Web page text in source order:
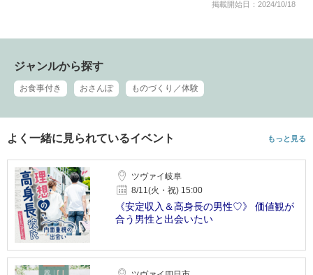
掲載開始日：2024/10/18
ジャンルから探す
お食事付き おさんぽ ものづくり／体験
よく一緒に見られているイベント もっと見る
ツヴァイ岐阜
8/11(火・祝) 15:00
《安定収入＆高身長の男性♡》 価値観が
合う男性と出会いたい